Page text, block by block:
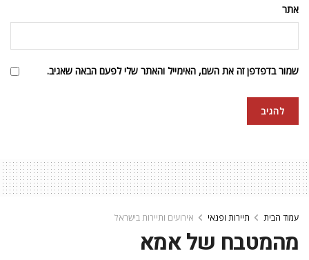
אתר
שמור בדפדפן זה את השם, האימייל והאתר שלי לפעם הבאה שאגיב.
עמוד הבית תיירות ופנאי אירועים ותיירות בישראל
מהמטבח של אמא